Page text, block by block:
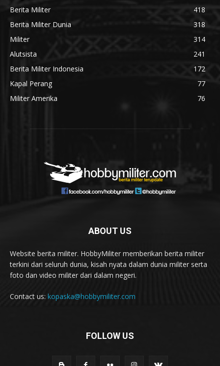
Berita Militer
418
Berita Militer Dunia
318
Militer
314
Alutsista
241
Berita Militer Indonesia
172
Kapal Perang
77
Militer Amerika
76
ABOUT US
Website berita militer. HobbyMiliter memberikan berita militer
terkini dari seluruh dunia, kisah nyata dalam dunia militer serta
foto dan video militer dari dalam negeri.
Contact us: kopaska@hobbymiliter.com
FOLLOW US